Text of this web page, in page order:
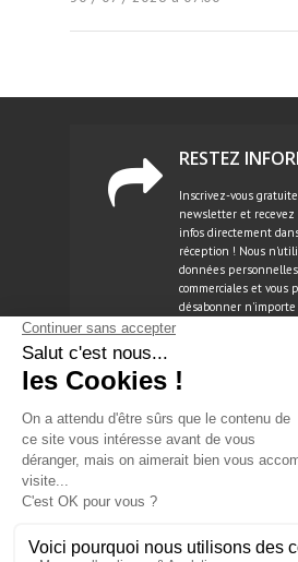
RESTEZ
Inscrivez-vous
newsletter et
infos directement
réception ! Nous
données
commerciales et vous
désabonner n'importe
NEWSLETTER